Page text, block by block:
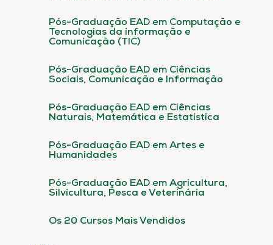
Pós-Graduação EAD em Computação e
Tecnologias da informação e
Comunicação (TIC)
Pós-Graduação EAD em Ciências
Sociais, Comunicação e Informação
Pós-Graduação EAD em Ciências
Naturais, Matemática e Estatística
Pós-Graduação EAD em Artes e
Humanidades
Pós-Graduação EAD em Agricultura,
Silvicultura, Pesca e Veterinária
Os 20 Cursos Mais Vendidos